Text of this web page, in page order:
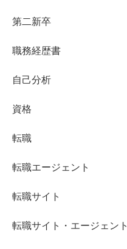
第二新卒
職務経歴書
自己分析
資格
転職
転職エージェント
転職サイト
転職サイト・エージェント